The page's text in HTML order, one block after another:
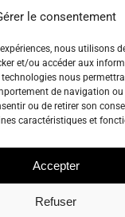
le consentement
nous utilisons
et/ou accéder aux
nous
de navigation ou
ou de retirer son
caractéristiques et
Accepter
Refuser
5000 Bouge-Namur
info@zelos.be
: +32(0) 81/20.83.97
TVA : 0695.625.206
–Conditions